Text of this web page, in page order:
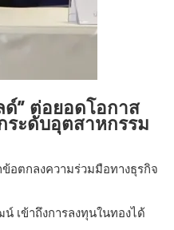
” ต่อยอดโอกาส
ะดับอุตสาหกรรม
อตกลงความร่วมมือทางธุรกิจ
เข้าถึงการลงทุนในทองได้